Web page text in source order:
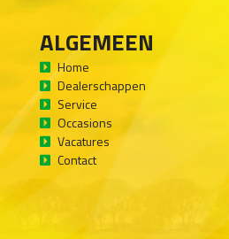
ALGEMEEN
Home
Dealerschappen
Service
Occasions
Vacatures
Contact